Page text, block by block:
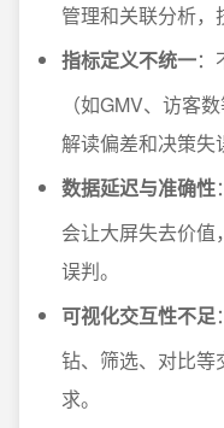
管理和关联分析，
指标定义不统一：
（如GMV、访客
解读偏差和决策失
数据延迟与准确性
会让大屏失去价
误判。
可视化交互性不足
钻、筛选、对比等
求。